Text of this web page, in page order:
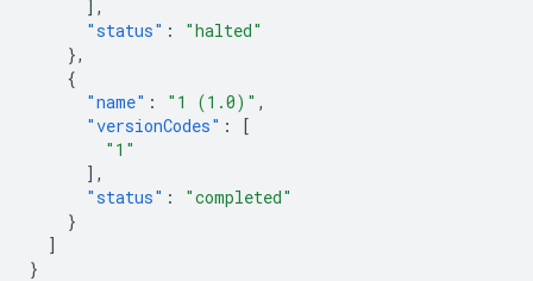
],
"status" :
"halted"
},
{
"name" : "1 (1.0)" ,
"versionCodes" :
[
"1"
],
"status" :
"completed"
}
]
}